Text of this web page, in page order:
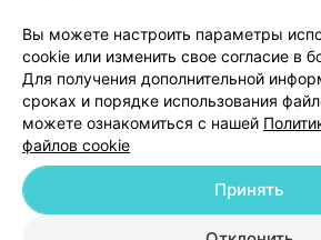
Персональные настройки
Обработка персональных
© 2026 ООО «Артокс Лаб», УНП 191700409|
Вы можете настроить параметры
cookie или изменить свое согласие в
Для получения дополнительной
сроках и порядке использования
можете ознакомиться с нашей
файлов cookie
Принять